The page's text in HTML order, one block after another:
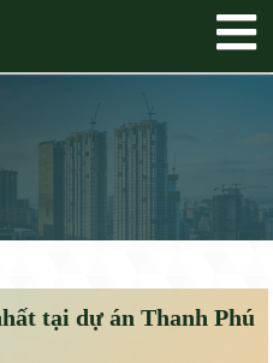
tại dự án Thanh Phú